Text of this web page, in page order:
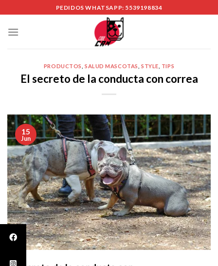
to
content
PEDIDOS WHATSAPP: 5539198834
PRODUCTOS SALUD MASCOTAS STYLE TIPS
El secreto de la conducta con correa
15
Jun